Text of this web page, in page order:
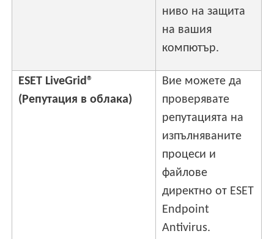
ниво на защита
на вашия
компютър.
ESET LiveGrid®
(Репутация в облака)
Вие можете да
проверявате
репутацията на
изпълняваните
процеси и
файлове
директно от ESET
Endpoint
Antivirus.